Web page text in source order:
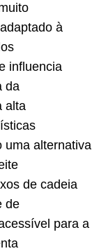
à
influencia
da
alta
uma alternativa
de cadeia
de
para a